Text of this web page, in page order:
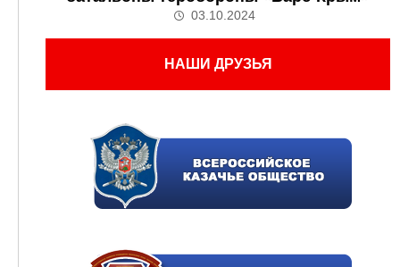
03.10.2024
НАШИ ДРУЗЬЯ